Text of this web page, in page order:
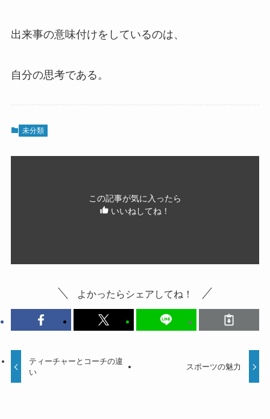
出来事の意味付けをしているのは、
自分の思考である。
未分類
この記事が気に入ったら
いいねしてね！
よかったらシェアしてね！
ティーチャーとコーチの違
い
スポーツの魅力